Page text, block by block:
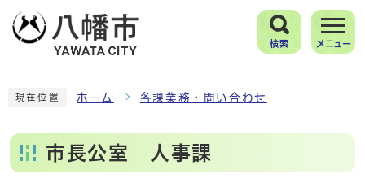
検索 メニュー
現在位置 ホーム 各課業務・問い合わせ
市長公室 人事課